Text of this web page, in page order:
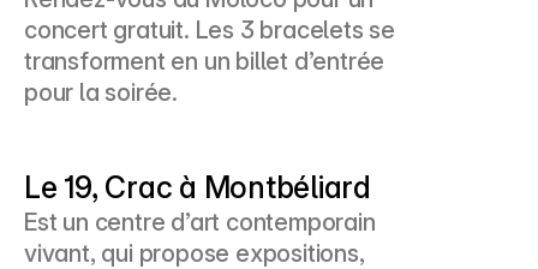
concert gratuit. Les 3 bracelets se
transforment en un billet d’entrée
pour la soirée.
Le 19, Crac à Montbéliard
Est un centre d’art contemporain
vivant, qui propose expositions,